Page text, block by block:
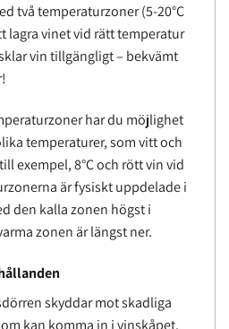
två temperaturzoner (5-20°C
lagra vinet vid rätt temperatur
vin tillgängligt – bekvämt
har du möjlighet
temperaturer, som vitt och
exempel, 8°C och rött vin vid
är fysiskt uppdelade i
den kalla zonen högst i
zonen är längst ner.
skyddar mot skadliga
kan komma in i vinskåpet.